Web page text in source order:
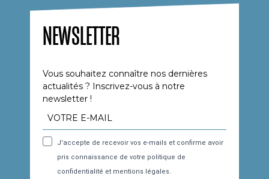
NEWSLETTER
Vous souhaitez connaître nos dernières
actualités ? Inscrivez-vous à notre
newsletter !
J'accepte de recevoir vos e-mails et confirme avoir
pris connaissance de votre politique de
confidentialité et mentions légales.